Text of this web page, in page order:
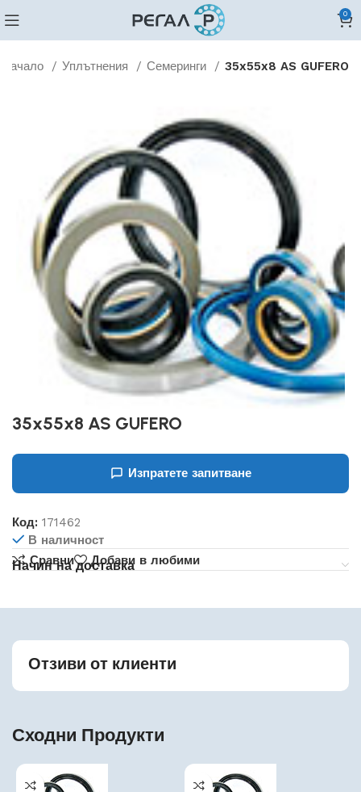
0
Начало Уплътнения Семеринги 35x55x8 AS GUFERO
35x55x8 AS GUFERO
Изпратете запитване
Код:171462
В наличност
Сравни
Добави в любими
Начин на доставка
Отзиви от клиенти
Сходни Продукти